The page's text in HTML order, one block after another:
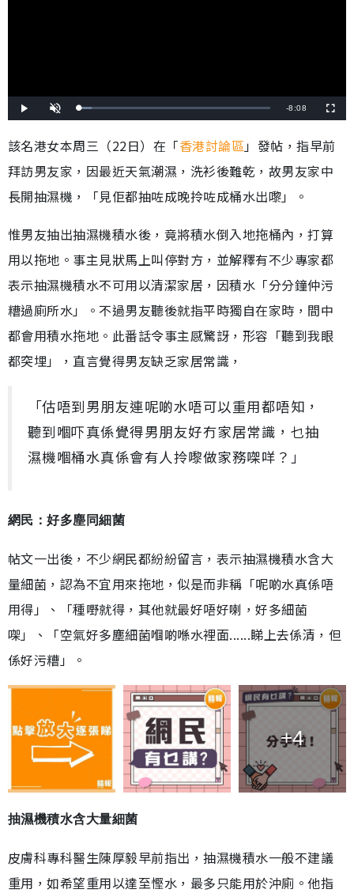
播
放
開
啟
載
入
:
6
6
4
剩
間
-8:08
全
螢
該名港女本周三（22日）在「香港討論區 」發帖，指早前
拜訪男友家，因最近天氣潮濕，洗衫後難乾，故男友家中
長開抽濕機，「見佢都抽咗成晚拎咗成桶水出嚟」。
惟男友抽出抽濕機積水後，竟將積水倒入地拖桶內，打算
用以拖地。事主見狀馬上叫停對方，並解釋有不少專家都
表示抽濕機積水不可用以清潔家居，因積水「分分鐘仲污
糟過廁所水」。不過男友聽後就指平時獨自在家時，間中
都會用積水拖地。此番話令事主感驚訝，形容「聽到我眼
都突埋」，直言覺得男友缺乏家居常識，
「估唔到男朋友連呢啲水唔可以重用都唔知，
聽到嗰吓真係覺得男朋友好冇家居常識，乜抽
濕機嗰桶水真係會有人拎嚟做家務㗎咩？」
網民：好多塵同細菌
帖文一出後，不少網民都紛紛留言，表示抽濕機積水含大
量細菌，認為不宜用來拖地，似是而非稱「呢啲水真係唔
用得」、「種嘢就得，其他就最好唔好喇，好多細菌
㗎」、「空氣好多塵細菌嗰啲喺水裡面......睇上去係清，但
係好污糟」。
+4
抽濕機積水含大量細菌
皮膚科專科醫生陳厚毅早前指出，抽濕機積水一般不建議
重用，如希望重用以達至慳水，最多只能用於沖廁。他指